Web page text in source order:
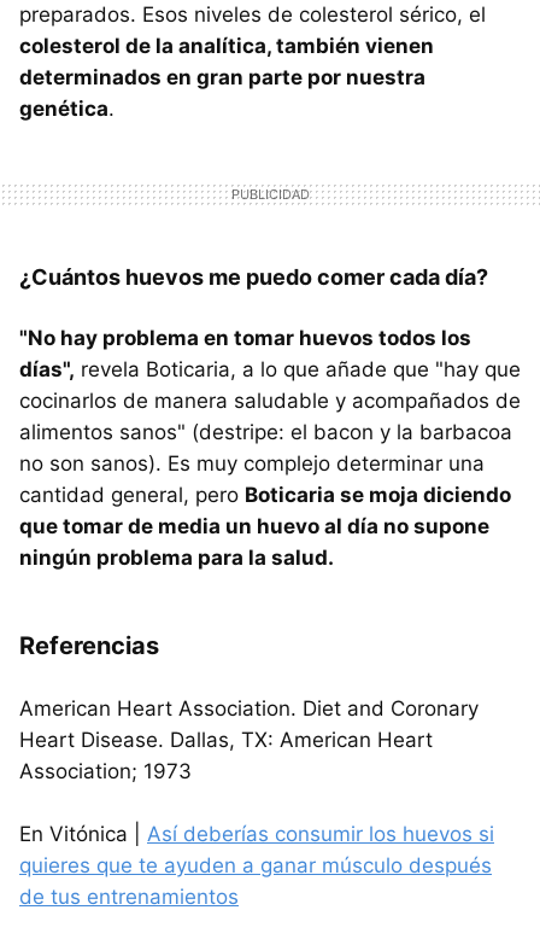
preparados. Esos niveles de colesterol sérico, el
colesterol de la analítica, también vienen
determinados en gran parte por nuestra
genética.
¿Cuántos huevos me puedo comer cada día?
"No hay problema en tomar huevos todos los
días", revela Boticaria, a lo que añade que "hay que
cocinarlos de manera saludable y acompañados de
alimentos sanos" (destripe: el bacon y la barbacoa
no son sanos). Es muy complejo determinar una
cantidad general, pero Boticaria se moja diciendo
que tomar de media un huevo al día no supone
ningún problema para la salud.
Referencias
American Heart Association. Diet and Coronary
Heart Disease. Dallas, TX: American Heart
Association; 1973
En Vitónica | Así deberías consumir los huevos si
quieres que te ayuden a ganar músculo después
de tus entrenamientos